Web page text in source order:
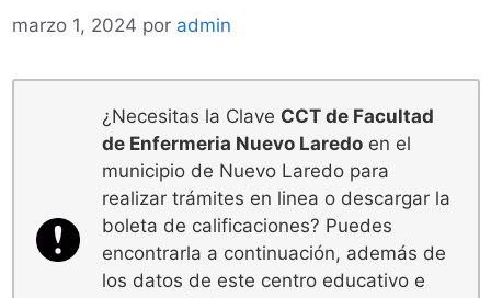
marzo 1, 2024 por admin
¿Necesitas la Clave CCT de Facultad
de Enfermeria Nuevo Laredo en el
municipio de Nuevo Laredo para
realizar trámites en linea o descargar la
boleta de calificaciones? Puedes
encontrarla a continuación, además de
los datos de este centro educativo e